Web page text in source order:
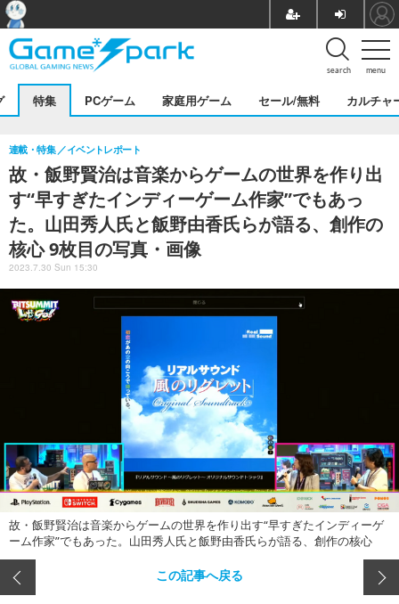
menu
search
特集 PCゲーム 家庭用ゲーム セール/無料 カルチャ
故・飯野賢治は音楽からゲームの世界を作り出
す“早すぎたインディーゲーム作家”でもあっ
た。山田秀人氏と飯野由香氏らが語る、創作の
核心 9枚目の写真・画像
連載・特集 イベントレポート
2023.7.30 Sun 15:30
故・飯野賢治は音楽からゲームの世界を作り出す“早すぎたインディーゲ
ーム作家”でもあった。山田秀人氏と飯野由香氏らが語る、創作の核心
この記事へ戻る